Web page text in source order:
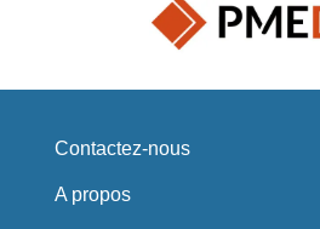
Contactez-nous
A propos